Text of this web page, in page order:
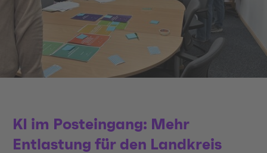
KI im Posteingang: Mehr
Entlastung für den Landkreis